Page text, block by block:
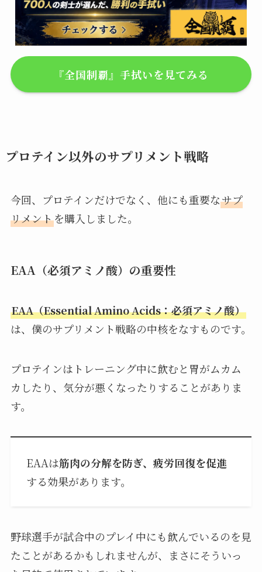
『全国制覇』手拭いを見てみる
プロテイン以外のサプリメント戦略
今回、プロテインだけでなく、他にも重要なサプ
リメントを購入しました。
EAA（必須アミノ酸）の重要性
EAA（Essential Amino Acids：必須アミノ酸）
は、僕のサプリメント戦略の中核をなすものです。
プロテインはトレーニング中に飲むと胃がムカム
カしたり、気分が悪くなったりすることがありま
す。
EAAは筋肉の分解を防ぎ、疲労回復を促進
する効果があります。
野球選手が試合中のプレイ中にも飲んでいるのを見
たことがあるかもしれませんが、まさにそういっ